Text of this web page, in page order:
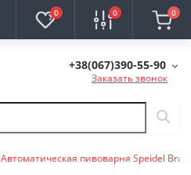
0 0 0
+38(067)390-55-90
Заказать звонок
Автоматическая пивоварня Speidel